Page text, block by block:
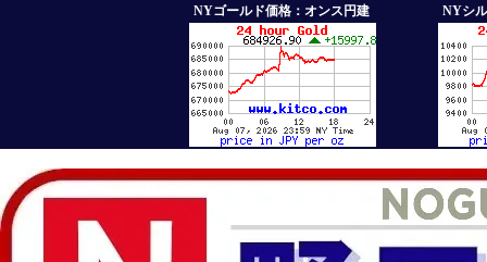
NYゴールド価格：オンス円建 NYシ